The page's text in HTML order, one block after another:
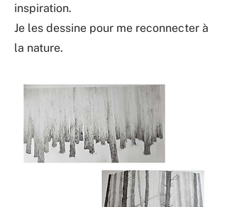
inspiration.
Je les dessine pour me reconnecter à
la nature.